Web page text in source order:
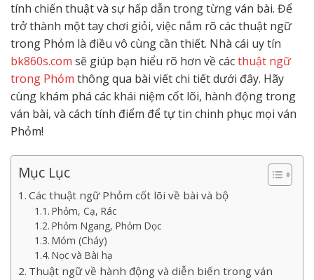
tính chiến thuật và sự hấp dẫn trong từng ván bài. Để
trở thành một tay chơi giỏi, việc nắm rõ các thuật ngữ
trong Phỏm là điều vô cùng cần thiết. Nhà cái uy tín
bk860s.com sẽ giúp bạn hiểu rõ hơn về cácthuật ngữ
trong Phỏm thông qua bài viết chi tiết dưới đây. Hãy
cùng khám phá các khái niệm cốt lõi, hành động trong
ván bài, và cách tính điểm để tự tin chinh phục mọi ván
Phỏm!
Mục Lục
Các thuật ngữ Phỏm cốt lõi về bài và bộ
Phỏm, Cạ, Rác
Phỏm Ngang, Phỏm Dọc
Móm (Cháy)
Nọc và Bài hạ
Thuật ngữ về hành động và diễn biến trong ván